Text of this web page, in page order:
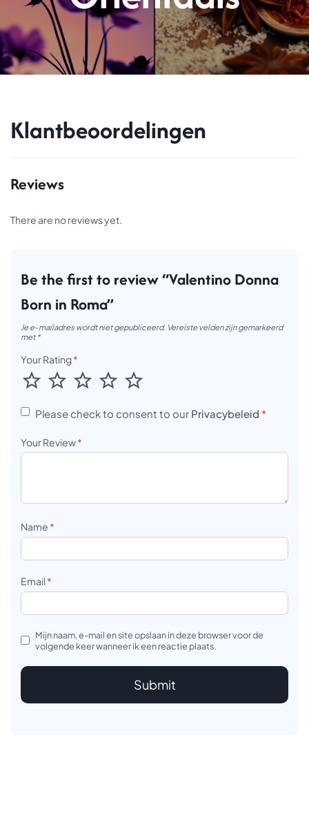
Klantbeoordelingen
Reviews
There are no reviews yet.
Be the first to review “Valentino Donna
Born in Roma”
Je e-mailadres wordt niet gepubliceerd. Vereiste velden zijn gemarkeerd
met *
Your Rating*
Please check to consent to our Privacybeleid *
Your Review*
Name*
Email*
Mijn naam, e-mail en site opslaan in deze browser voor de
volgende keer wanneer ik een reactie plaats.